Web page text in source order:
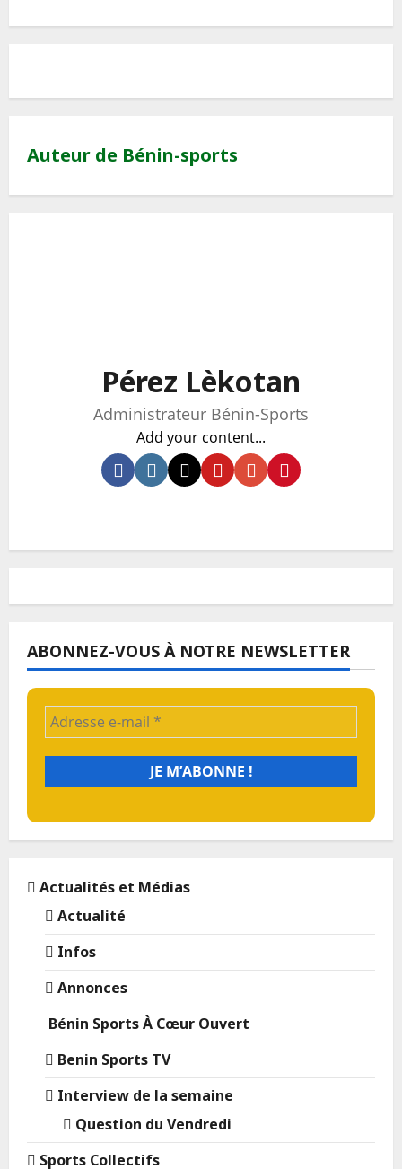
Auteur de Bénin-sports
Pérez Lèkotan
Administrateur Bénin-Sports
Add your content...
ABONNEZ-VOUS À NOTRE NEWSLETTER
Actualités et Médias
Actualité
Infos
Annonces
Bénin Sports À Cœur Ouvert
Benin Sports TV
Interview de la semaine
Question du Vendredi
Sports Collectifs